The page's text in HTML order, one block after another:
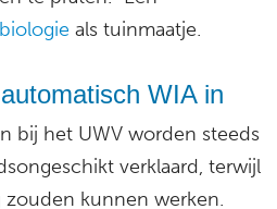
biologie als tuinmaatje.
WIA in
bij het UWV worden steeds
verklaard, terwijl
kunnen werken.